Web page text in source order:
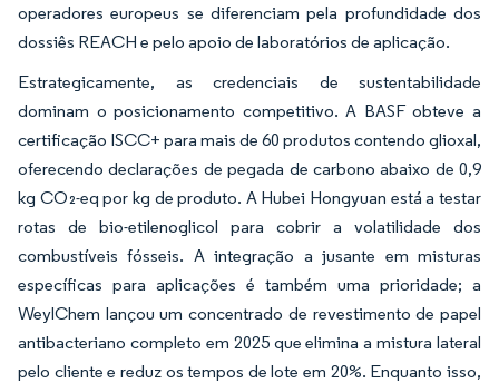
operadores europeus se diferenciam pela profundidade dos
dossiês REACH e pelo apoio de laboratórios de aplicação.
Estrategicamente, as credenciais de sustentabilidade
dominam o posicionamento competitivo. A BASF obteve a
certificação ISCC+ para mais de 60 produtos contendo glioxal,
oferecendo declarações de pegada de carbono abaixo de 0,9
kg CO₂-eq por kg de produto. A Hubei Hongyuan está a testar
rotas de bio-etilenoglicol para cobrir a volatilidade dos
combustíveis fósseis. A integração a jusante em misturas
específicas para aplicações é também uma prioridade; a
WeylChem lançou um concentrado de revestimento de papel
antibacteriano completo em 2025 que elimina a mistura lateral
pelo cliente e reduz os tempos de lote em 20%. Enquanto isso,